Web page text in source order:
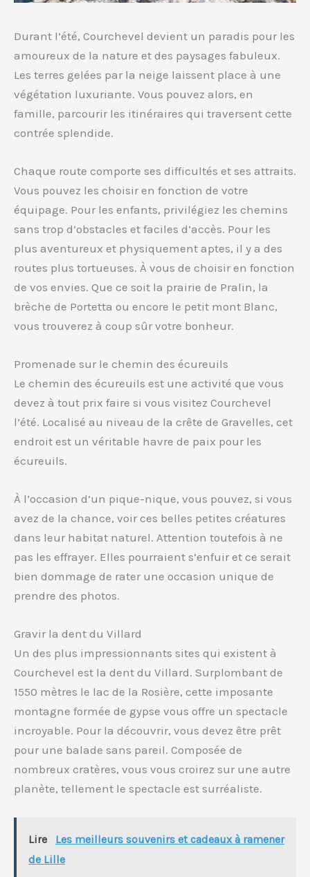
Durant l’été, Courchevel devient un paradis pour les
amoureux de la nature et des paysages fabuleux.
Les terres gelées par la neige laissent place à une
végétation luxuriante. Vous pouvez alors, en
famille, parcourir les itinéraires qui traversent cette
contrée splendide.
Chaque route comporte ses difficultés et ses attraits.
Vous pouvez les choisir en fonction de votre
équipage. Pour les enfants, privilégiez les chemins
sans trop d’obstacles et faciles d’accès. Pour les
plus aventureux et physiquement aptes, il y a des
routes plus tortueuses. À vous de choisir en fonction
de vos envies. Que ce soit la prairie de Pralin, la
brèche de Portetta ou encore le petit mont Blanc,
vous trouverez à coup sûr votre bonheur.
Promenade sur le chemin des écureuils
Le chemin des écureuils est une activité que vous
devez à tout prix faire si vous visitez Courchevel
l’été. Localisé au niveau de la crête de Gravelles, cet
endroit est un véritable havre de paix pour les
écureuils.
À l’occasion d’un pique-nique, vous pouvez, si vous
avez de la chance, voir ces belles petites créatures
dans leur habitat naturel. Attention toutefois à ne
pas les effrayer. Elles pourraient s’enfuir et ce serait
bien dommage de rater une occasion unique de
prendre des photos.
Gravir la dent du Villard
Un des plus impressionnants sites qui existent à
Courchevel est la dent du Villard. Surplombant de
1550 mètres le lac de la Rosière, cette imposante
montagne formée de gypse vous offre un spectacle
incroyable. Pour la découvrir, vous devez être prêt
pour une balade sans pareil. Composée de
nombreux cratères, vous vous croirez sur une autre
planète, tellement le spectacle est surréaliste.
Lire
Les meilleurs souvenirs et cadeaux à ramener
de Lille